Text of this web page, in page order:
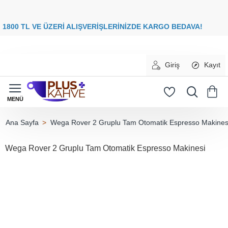
00 TL VE ÜZERİ ALIŞVERİŞLERİNİZDE KARGO
Giriş Kayıt
Wega Rover 2 Gruplu Tam Otomatik Espresso
Wega Rover 2 Gruplu Tam Otomatik Espresso Makinesi